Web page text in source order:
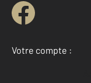
Votre compte :